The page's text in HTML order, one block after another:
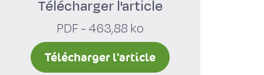
Télécharger l'article
PDF - 463,88 ko
Télécharger l'article